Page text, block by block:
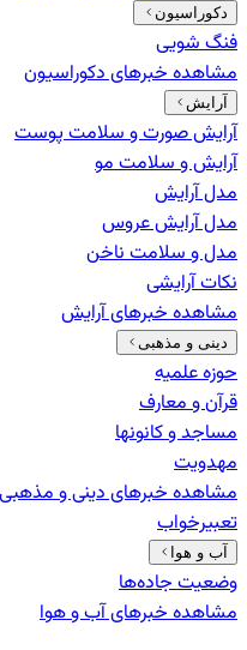
دکوراسیون
فنگ شویی
مشاهده خبرهایدکوراسیون
آرایش
آرایش صورت و سلامت پوست
آرایش و سلامت مو
مدل آرایش
مدل آرایش عروس
مدل و سلامت ناخن
نکات آرایشی
مشاهده خبرهایآرایش
دینی و مذهبی
حوزه علمیه
قرآن و معارف
مساجد و کانونها
مهدویت
مشاهده خبرهایدینی و مذهبی
تعبیرخواب
آب و هوا
وضعیت جاده‌ها
مشاهده خبرهایآب و هوا